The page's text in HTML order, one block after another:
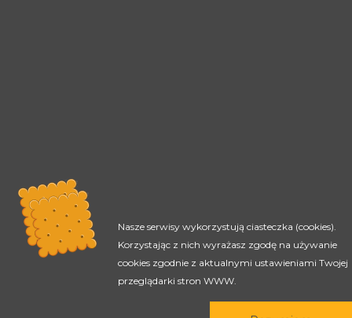
Nasze serwisy wykorzystują ciasteczka (cookies).
Korzystając z nich wyrażasz zgodę na używanie
cookies zgodnie z aktualnymi ustawieniami Twojej
przeglądarki stron WWW.